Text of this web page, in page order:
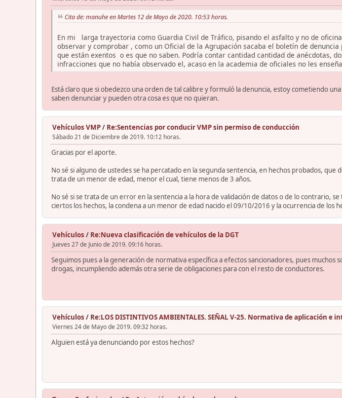
Cita de: manuhe en Martes 12 de Mayo de 2020. 10:53 horas.
En mi larga trayectoria como Guardia Civil de Tráfico, pisando el asfalto y no de
observar y comprobar , como un Oficial de la Agrupación sacaba el boletín de
que están exentos o es que no saben. Podría contar cantidad cantidad de anécdotas,
infracciones que no había observado el, acaso en la academia de oficiales no les
Está claro que si obedezco una orden de tal calibre y formuló la denuncia, estoy cometiendo
saben denunciar y pueden otra cosa es que no quieran.
Vehículos VMP/ Re:Sentencias por conducir VMP sin permiso de conducción
Sábado 21 de Diciembre de 2019. 10:12 horas.
Gracias por el aporte.
No sé si alguno de ustedes se ha percatado en la segunda sentencia, en hechos probados,
trata de un menor de edad, menor el cual, tiene menos de 3 años.
No sé si se trata de un error en la sentencia a la hora de validación de datos o de lo contrario,
ciertos los hechos, la condena a un menor de edad nacido el 09/10/2016 y la ocurrencia de los
Vehículos / Re:Nueva clasificación de vehículos de la DGT
Jueves 27 de Junio de 2019. 09:16 horas.
Seguimos pues a la generación de normativa específica a efectos sancionadores, pues
drogas, incumpliendo además otra serie de obligaciones para con el resto de conductores.
Vehículos / Re:LOS DISTINTIVOS AMBIENTALES. SEÑAL V-25. Normativa de aplicación e
Viernes 24 de Mayo de 2019. 09:32 horas.
Alguien está ya denunciando por estos hechos?